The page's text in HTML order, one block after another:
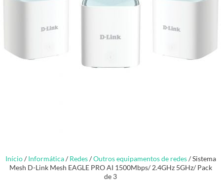
Início/ Informática/ Redes/Outros equipamentos de redes/ Sistema
Mesh D-Link Mesh EAGLE PRO AI 1500Mbps/ 2.4GHz 5GHz/ Pack
de 3